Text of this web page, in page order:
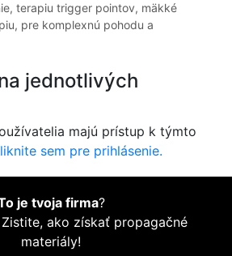
terapiu trigger pointov, mäkké
pre komplexnú pohodu a
jednotlivých
majú prístup k týmto
sem pre prihlásenie.
je tvoja firma?
Zistite, ako získať propagačné
materiály!